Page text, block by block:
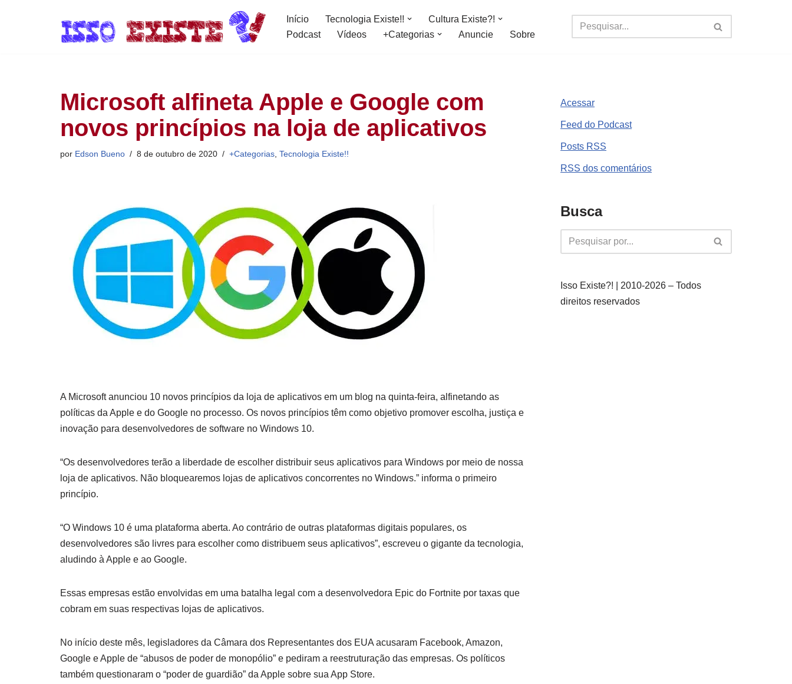
Início Tecnologia Existe!!
Cultura Existe?!
Podcast
Vídeos +Categorias Anuncie Sobre
Microsoft alfineta Apple e Google com
novos princípios na loja de aplicativos
por Edson Bueno 8 de outubro de 2020 +Categorias Tecnologia Existe!!
A Microsoft anunciou 10 novos princípios da loja de aplicativos em um blog na quinta-feira, alfinetando as
políticas da Apple e do Google no processo. Os novos princípios têm como objetivo promover escolha, justiça e
inovação para desenvolvedores de software no Windows 10.
“Os desenvolvedores terão a liberdade de escolher distribuir seus aplicativos para Windows por meio de nossa
loja de aplicativos. Não bloquearemos lojas de aplicativos concorrentes no Windows.” informa o primeiro
princípio.
“O Windows 10 é uma plataforma aberta. Ao contrário de outras plataformas digitais populares, os
desenvolvedores são livres para escolher como distribuem seus aplicativos”, escreveu o gigante da tecnologia,
aludindo à Apple e ao Google.
Essas empresas estão envolvidas em uma batalha legal com a desenvolvedora Epic do Fortnite por taxas que
cobram em suas respectivas lojas de aplicativos.
No início deste mês, legisladores da Câmara dos Representantes dos EUA acusaram Facebook, Amazon,
Google e Apple de “abusos de poder de monopólio” e pediram a reestruturação das empresas. Os políticos
também questionaram o “poder de guardião” da Apple sobre sua App Store.
Acessar
Feed do Podcast
Posts RSS
RSS dos comentários
Busca
Isso Existe?! | 2010-2026 – Todos
direitos reservados